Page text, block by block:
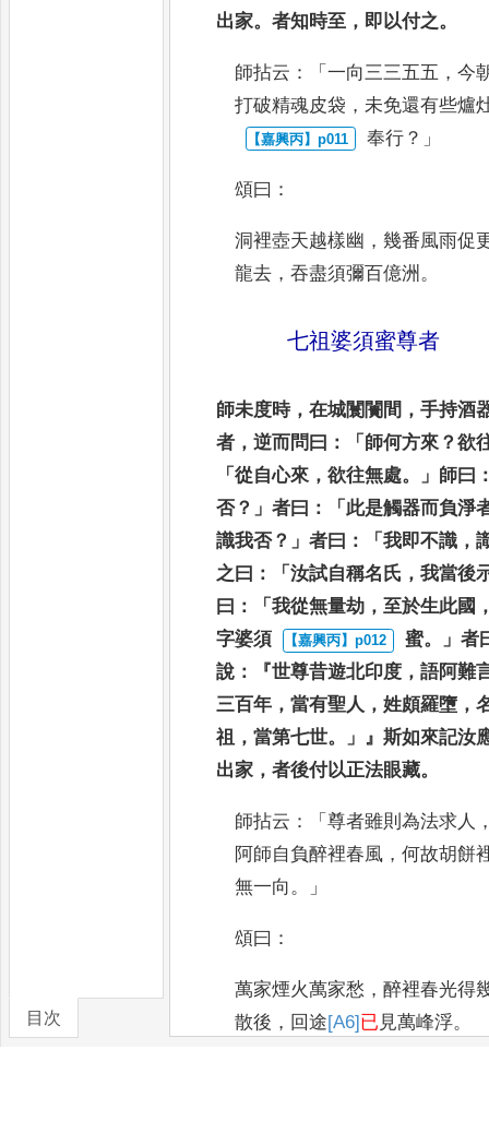
目次
出家。者知時至 ， 即以付之。
師拈云 ：「一向三三五五 ，今
打破精魂皮袋 ，未免還有些爐
奉行 ？」
頌曰 ：
洞裡壺天越樣幽 ，幾番風雨促
龍去 ，吞盡須彌百億洲 。
七祖婆須蜜尊者
師未度時，在城闤闠間 ，手持酒
者 ，逆而問曰 ：「 師何方來 ？欲
「從自心來 ，欲往無處。」 師曰
否？」者曰 ：「此是觸器而負淨
識我否？」者曰 ：「我即不識 ，
之曰 ：「汝試自稱名氏 ，我當後
曰 ： 「我從無量劫 ，至於生此國
字婆須
蜜。」者
說 ：『世尊昔遊北印度 ，語阿難
三百年 ，當有聖人 ，姓頗羅墮 ，
祖 ，當第七世。」』斯如來記汝
出家 ，者後付以正法眼藏。
師拈云 ：「尊者雖則為法求人
阿 師自負醉裡春風 ，何故胡餅
無一向。」
頌曰 ：
萬家煙火萬家愁 ，醉裡春光得
散後 ， 回途[A6] 已 見萬峰浮。